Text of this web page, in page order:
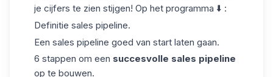
je cijfers te zien stijgen! Op het programma ⬇️ :
Definitie sales pipeline.
Een sales pipeline goed van start laten gaan.
6 stappen om een succesvolle sales pipeline
op te bouwen.